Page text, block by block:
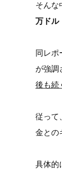
そんな
万ドル
同レポ
が強調
後も続
従って、
金との
具体的